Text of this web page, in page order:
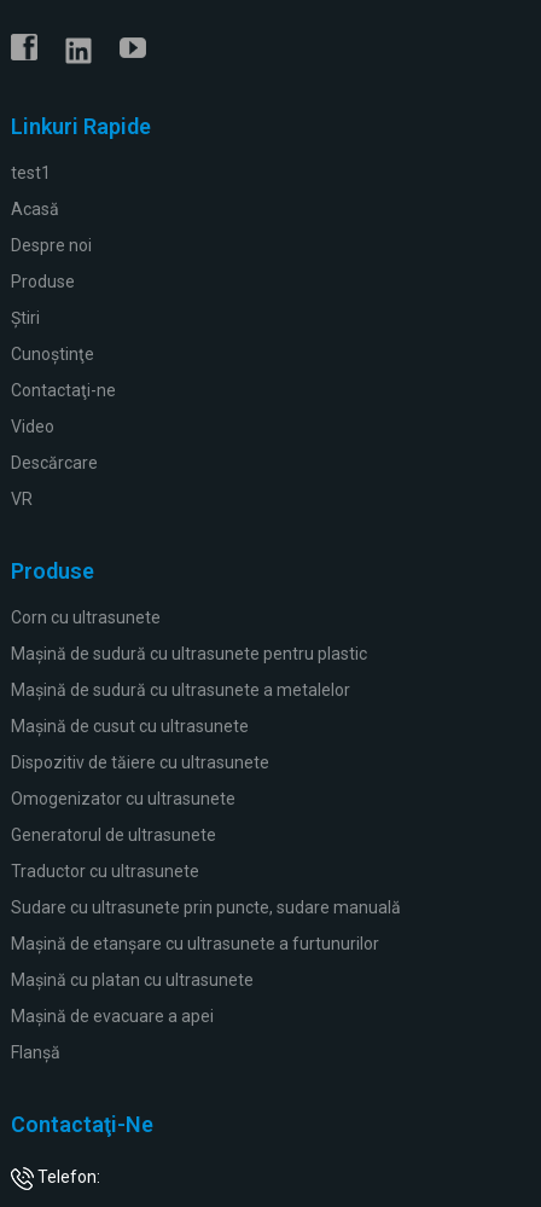
Linkuri Rapide
test1
Acasă
Despre noi
Produse
Ştiri
Cunoştinţe
Contactaţi-ne
Video
Descărcare
VR
Produse
Corn cu ultrasunete
Mașină de sudură cu ultrasunete pentru plastic
Mașină de sudură cu ultrasunete a metalelor
Mașină de cusut cu ultrasunete
Dispozitiv de tăiere cu ultrasunete
Omogenizator cu ultrasunete
Generatorul de ultrasunete
Traductor cu ultrasunete
Sudare cu ultrasunete prin puncte, sudare manuală
Mașină de etanșare cu ultrasunete a furtunurilor
Mașină cu platan cu ultrasunete
Mașină de evacuare a apei
Flanşă
Contactaţi-Ne
Telefon: